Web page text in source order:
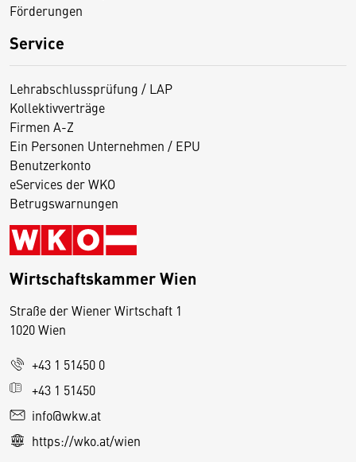
Förderungen
Service
Lehrabschlussprüfung / LAP
Kollektivverträge
Firmen A-Z
Ein Personen Unternehmen / EPU
Benutzerkonto
eServices der WKO
Betrugswarnungen
Wirtschaftskammer Wien
Straße der Wiener Wirtschaft 1
1020 Wien
+43 1 51450 0
+43 1 51450
info@wkw.at
https://wko.at/wien
D
e
s